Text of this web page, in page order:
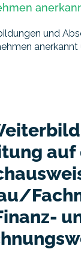
und
anerkannt
auf